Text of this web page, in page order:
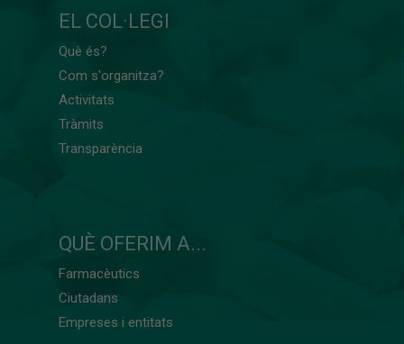
EL COL·LEGI
Què és?
Com s'organitza?
Activitats
Tràmits
Transparència
QUÈ OFERIM A...
Farmacèutics
Ciutadans
Empreses i entitats